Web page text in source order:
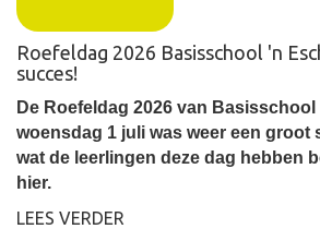
Roefeldag 2026 Basisschool 'n
succes!
De Roefeldag 2026 van
woensdag 1 juli was weer een groot
wat de leerlingen deze dag hebben
hier.
LEES VERDER